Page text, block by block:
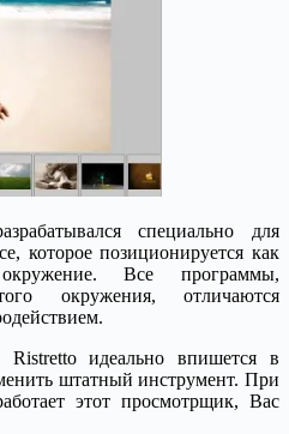
специально для
которое позиционируется как
Все программы,
окружения, отличаются
идеально впишется в
штатный инструмент. При
этот просмотрщик, Вас